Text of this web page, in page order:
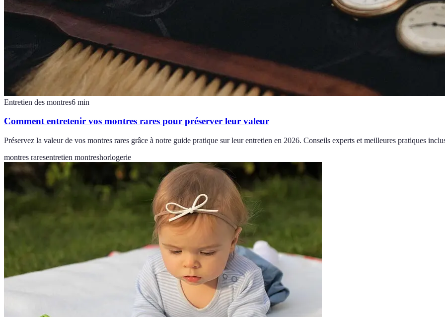
Entretien des montres6 min
Comment entretenir vos montres rares pour préserver leur valeur
Préservez la valeur de vos montres rares grâce à notre guide pratique sur leur entretien en 2026. Conseils experts et meilleures pratiques
montres raresentretien montreshorlogerie